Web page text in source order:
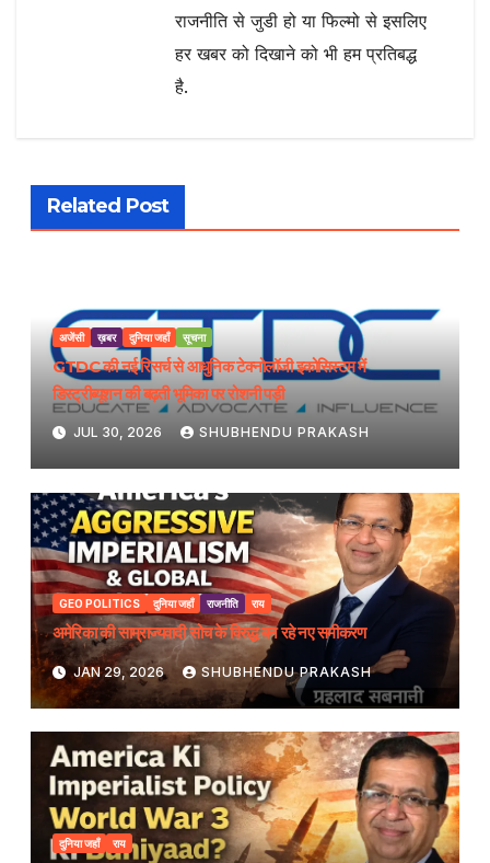
राजनीति से जुडी हो या फिल्मो से इसलिए
हर खबर को दिखाने को भी हम प्रतिबद्ध
है.
Related Post
अजेंसी ख़बर दुनिया जहाँ सूचना
GTDC की नई रिसर्च से आधुनिक टेक्नोलॉजी इकोसिस्टम में
डिस्ट्रीब्यूशन की बढ़ती भूमिका पर रोशनी पड़ी
JUL 30, 2026 SHUBHENDU PRAKASH
GEO POLITICS दुनिया जहाँ राजनीति राय
अमेरिका की साम्राज्यवादी सोच के विरुद्ध बन रहे नए समीकरण
JAN 29, 2026 SHUBHENDU PRAKASH
दुनिया जहाँ राय